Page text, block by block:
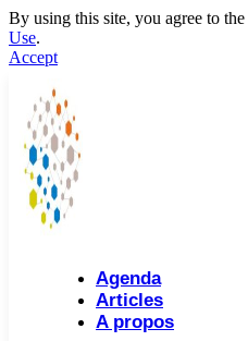
By using this site, you agree to the
Use.
Accept
Agenda
Articles
A propos